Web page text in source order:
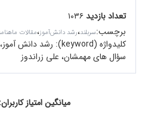
تعداد بازدید۱۰۳۶
برچسب:سربلند،رشد دانش‌آموز،مقالات
کلیدواژه (keyword):
رشد دانش
سؤال های مهمشان، علی زراندوز
میانگین امتیاز کاربران: 0.0 (0 رای)